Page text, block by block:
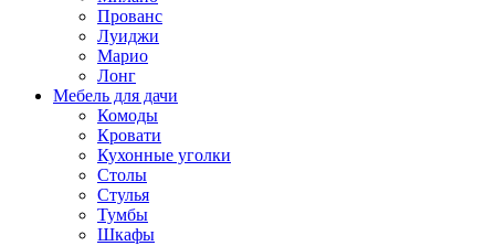
Прованс
Луиджи
Марио
Лонг
Мебель для дачи
Комоды
Кровати
Кухонные уголки
Столы
Стулья
Тумбы
Шкафы